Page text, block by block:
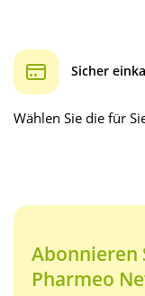
Sicher
Wählen Sie die für
Abonnieren
Pharmeo